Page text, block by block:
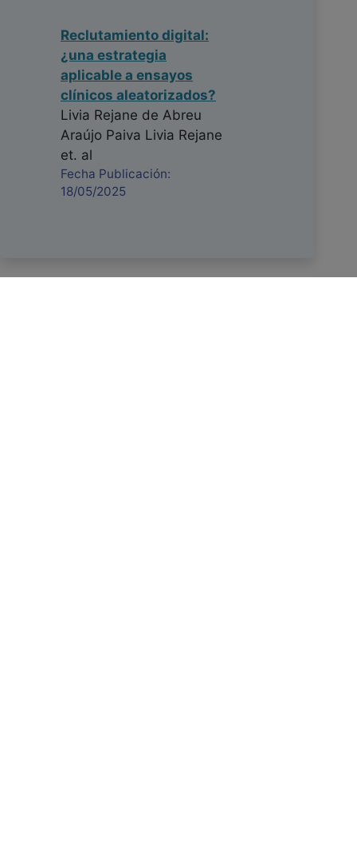
Reclutamiento digital:
¿una estrategia
aplicable a ensayos
clínicos aleatorizados?
Livia Rejane de Abreu
Araújo Paiva Livia Rejane
et. al
Fecha Publicación:
18/05/2025